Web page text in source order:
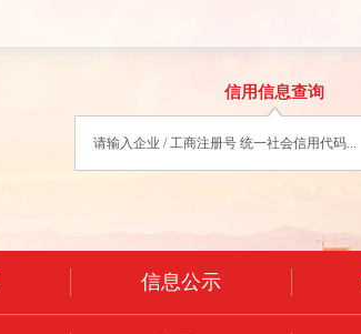
信用信息查询
信息公示